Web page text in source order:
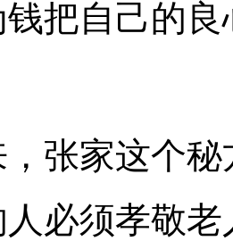
把自己的
张家这个秘
必须孝敬